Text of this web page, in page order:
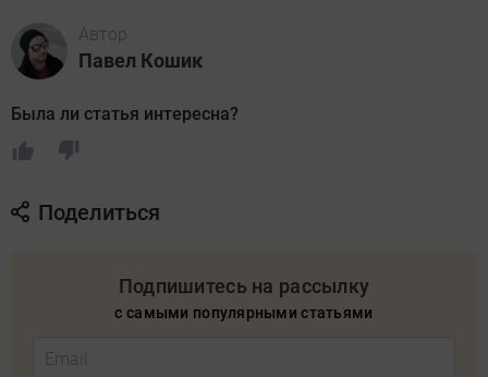
Автор
Павел Кошик
Была ли статья интересна?
Поделиться
Подпишитесь на рассылку
с самыми популярными статьями